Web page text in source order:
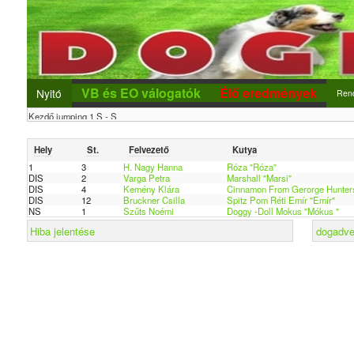
Nyitó VB és EO válogatók Élő eredmények
Hely St. Felvezető Kutya
1
3 H. Nagy Hanna Róza "Róza"
DIS
2 Varga Petra Marshall "Marsi"
DIS
4 Kemény Klára Cinnamon From Gerorge
DIS
12 Bruckner Csilla Spitz Pom Réti Emír "Emír"
NS
1 Szűts Noémi Doggy -Doll Mokus "Mókus "
Hiba jelentése